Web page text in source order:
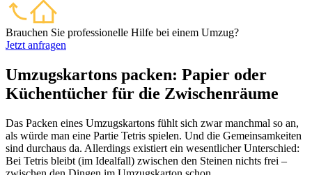
Brauchen Sie professionelle Hilfe bei einem Umzug?
Jetzt anfragen
Umzugskartons packen: Papier oder
Küchentücher für die Zwischenräume
Das Packen eines Umzugskartons fühlt sich zwar manchmal so an,
als würde man eine Partie Tetris spielen. Und die Gemeinsamkeiten
sind durchaus da. Allerdings existiert ein wesentlicher Unterschied:
Bei Tetris bleibt (im Idealfall) zwischen den Steinen nichts frei –